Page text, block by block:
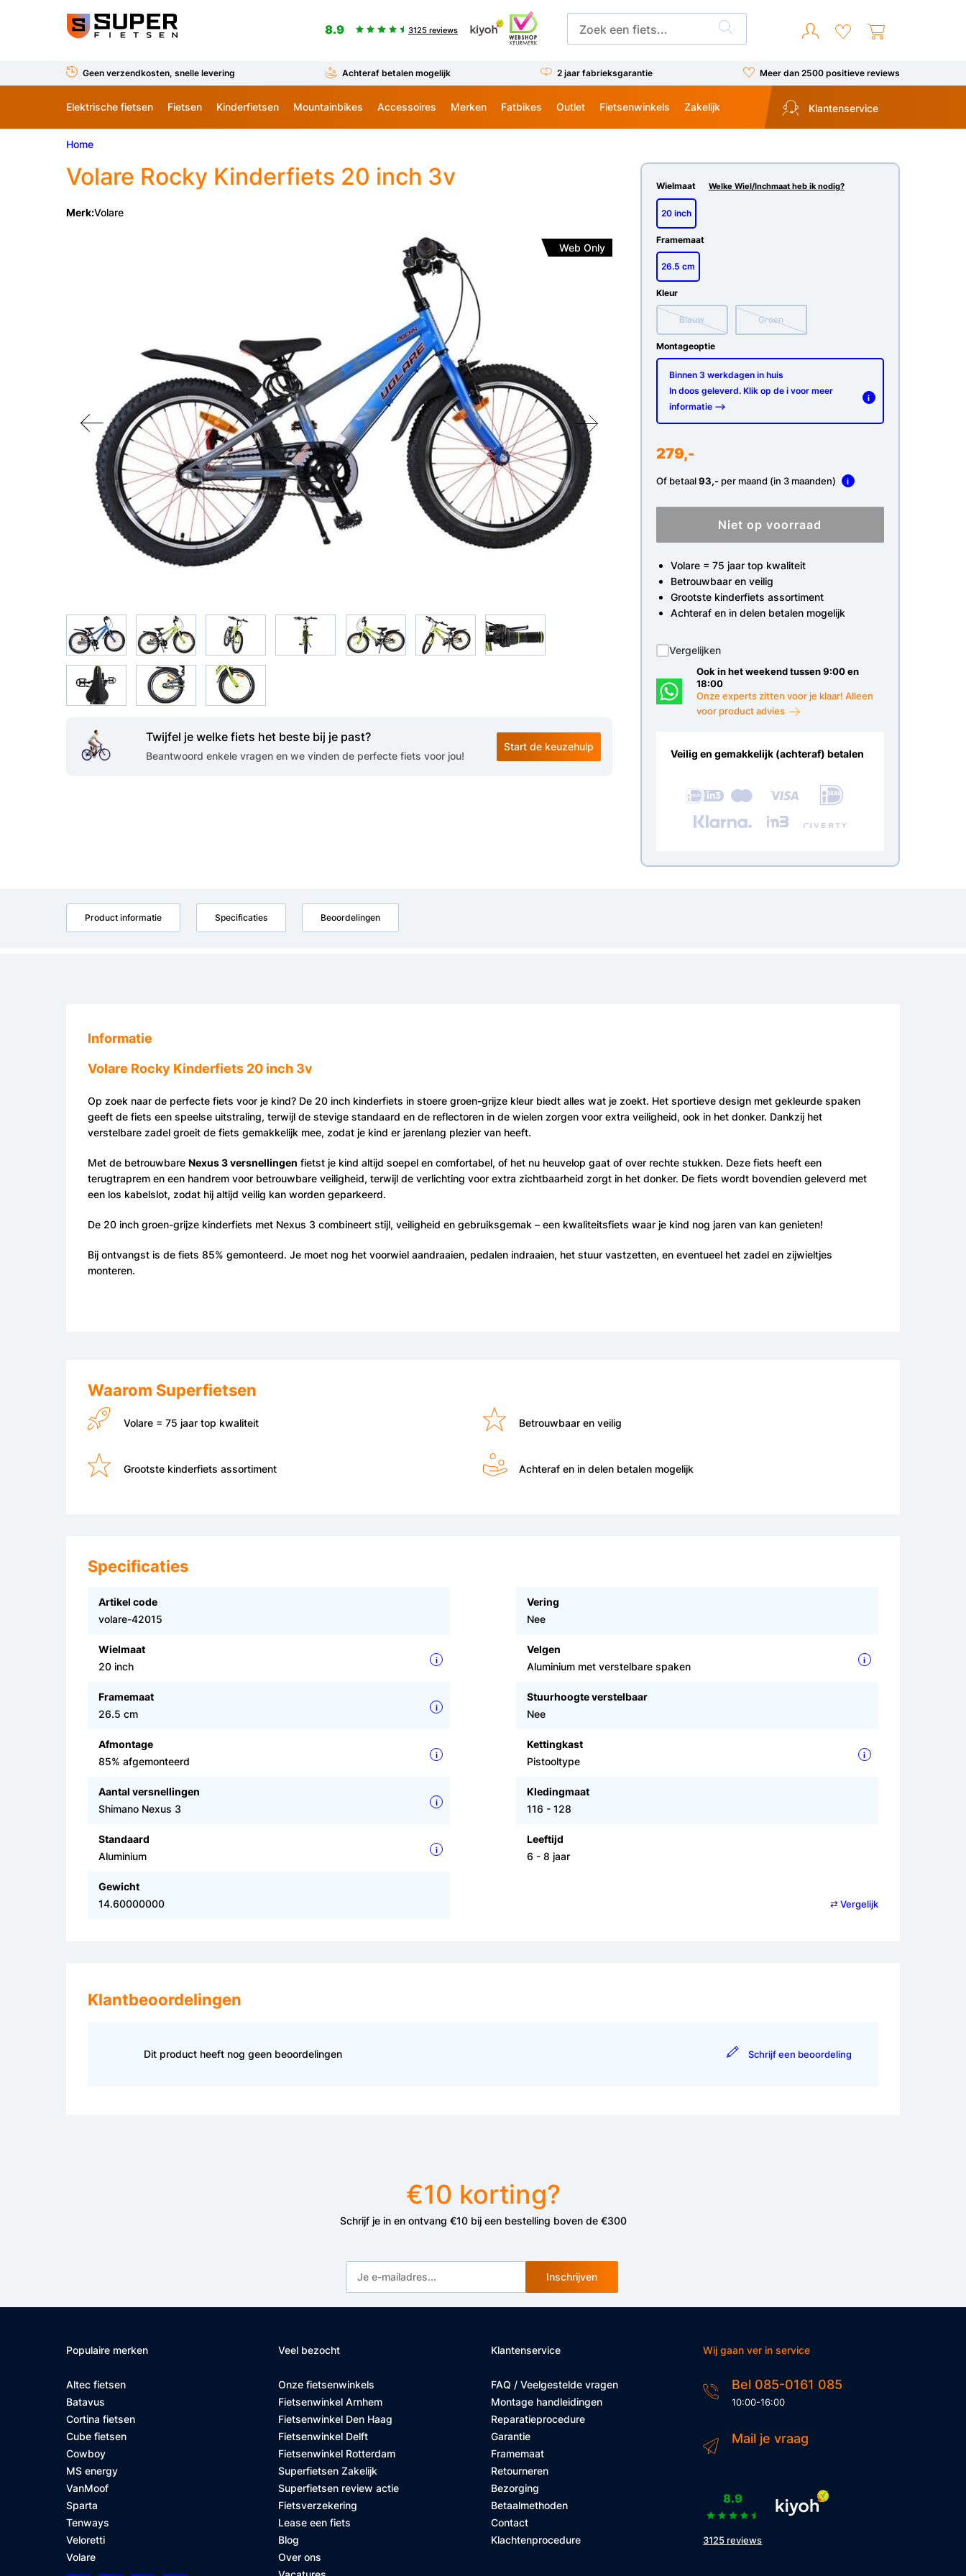
8.9 3125 reviews
Geen verzendkosten, snelle levering Achteraf betalen mogelijk 2 jaar fabrieksgarantie Meer dan 2500 positieve reviews
Elektrische fietsen Fietsen Kinderfietsen Mountainbikes Accessoires Merken Fatbikes Outlet Fietsenwinkels Zakelijk Klantenservice
Home
Volare Rocky Kinderfiets 20 inch 3v
Merk:Volare
Web Only
Twijfel je welke fiets het beste bij je past?
Beantwoord enkele vragen en we vinden de perfecte fiets voor jou!
Start de keuzehulp
Wielmaat Welke Wiel/Inchmaat heb ik nodig?
20 inch
Framemaat
26.5 cm
Kleur
Blauw Groen
Montageoptie
Binnen 3 werkdagen in huis
In doos geleverd. Klik op de i voor meer
informatie -->
i
279,-
Of betaal93,-per maand (in 3 maanden) i
Niet op voorraad
Volare = 75 jaar top kwaliteit
Betrouwbaar en veilig
Grootste kinderfiets assortiment
Achteraf en in delen betalen mogelijk
Vergelijken
Ook in het weekend tussen 9:00 en
18:00
Onze experts zitten voor je klaar! Alleen
voor product advies
Veilig en gemakkelijk (achteraf) betalen
Product informatie Specificaties Beoordelingen
Waarom Superfietsen
Volare = 75 jaar top kwaliteit Betrouwbaar en veilig
Grootste kinderfiets assortiment Achteraf en in delen betalen mogelijk
Informatie
Volare Rocky Kinderfiets 20 inch 3v
Op zoek naar de perfecte fiets voor je kind? De 20 inch kinderfiets in stoere groen-grijze kleur biedt alles wat je zoekt. Het sportieve design met gekleurde spaken
geeft de fiets een speelse uitstraling, terwijl de stevige standaard en de reflectoren in de wielen zorgen voor extra veiligheid, ook in het donker. Dankzij het
verstelbare zadel groeit de fiets gemakkelijk mee, zodat je kind er jarenlang plezier van heeft.
Met de betrouwbare Nexus 3 versnellingen fietst je kind altijd soepel en comfortabel, of het nu heuvelop gaat of over rechte stukken. Deze fiets heeft een
terugtraprem en een handrem voor betrouwbare veiligheid, terwijl de verlichting voor extra zichtbaarheid zorgt in het donker. De fiets wordt bovendien geleverd met
een los kabelslot, zodat hij altijd veilig kan worden geparkeerd.
De 20 inch groen-grijze kinderfiets met Nexus 3 combineert stijl, veiligheid en gebruiksgemak – een kwaliteitsfiets waar je kind nog jaren van kan genieten!
Bij ontvangst is de fiets 85% gemonteerd. Je moet nog het voorwiel aandraaien, pedalen indraaien, het stuur vastzetten, en eventueel het zadel en zijwieltjes
monteren.
Specificaties
Artikel code
volare-42015
Wielmaat
20 inch
i
Framemaat
26.5 cm
i
Afmontage
85% afgemonteerd
i
Aantal versnellingen
Shimano Nexus 3
i
Standaard
Aluminium
i
Gewicht
14.60000000
Vering
Nee
Velgen
Aluminium met verstelbare spaken
i
Stuurhoogte verstelbaar
Nee
Kettingkast
Pistooltype
i
Kledingmaat
116 - 128
Leeftijd
6 - 8 jaar
⇄ Vergelijk
Klantbeoordelingen
Dit product heeft nog geen beoordelingen Schrijf een beoordeling
€10 korting?
Schrijf je in en ontvang €10 bij een bestelling boven de €300
Inschrijven
Populaire merken
Altec fietsen
Batavus
Cortina fietsen
Cube fietsen
Cowboy
MS energy
VanMoof
Sparta
Tenways
Veloretti
Volare
Veel bezocht
Onze fietsenwinkels
Fietsenwinkel Arnhem
Fietsenwinkel Den Haag
Fietsenwinkel Delft
Fietsenwinkel Rotterdam
Superfietsen Zakelijk
Superfietsen review actie
Fietsverzekering
Lease een fiets
Blog
Over ons
Klantenservice
FAQ / Veelgestelde vragen
Montage handleidingen
Reparatieprocedure
Garantie
Framemaat
Retourneren
Bezorging
Betaalmethoden
Contact
Klachtenprocedure
Wij gaan ver in service
Bel 085-0161 085
10:00-16:00
Mail je vraag
8.9
3125 reviews